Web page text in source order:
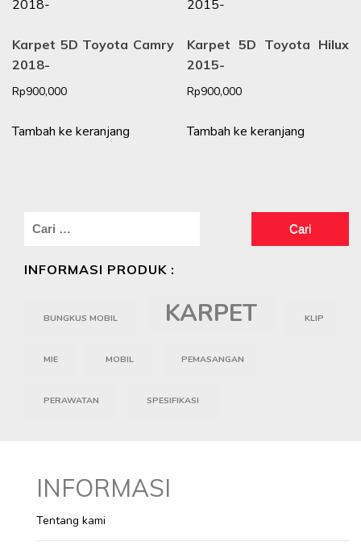
Karpet 5D Toyota Camry
2018-
Rp900,000
Tambah ke keranjang
Karpet 5D Toyota Hilux
2015-
Rp900,000
Tambah ke keranjang
Cari
INFORMASI PRODUK :
BUNGKUS MOBIL KARPET KLIP
MIE MOBIL PEMASANGAN
PERAWATAN SPESIFIKASI
INFORMASI
Tentang kami